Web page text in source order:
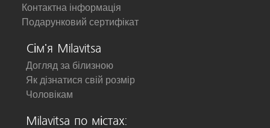
Контактна інформація
Подарунковий сертифікат
Сім'я Milavitsa
Догляд за білизною
Як дізнатися свій розмір
Чоловікам
Milavitsa по містах: